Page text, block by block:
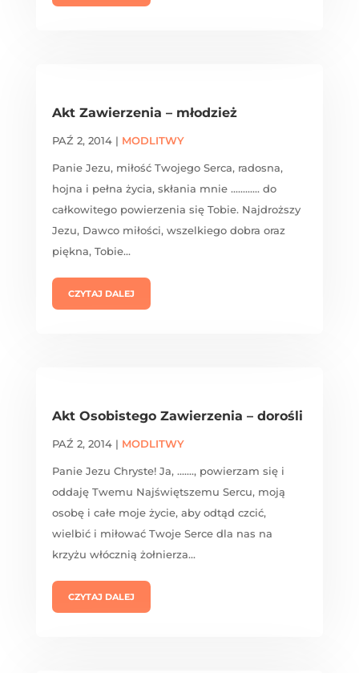
Akt Zawierzenia – młodzież
PAŹ 2, 2014| MODLITWY
Panie Jezu, miłość Twojego Serca, radosna,
hojna i pełna życia, skłania mnie ............ do
całkowitego powierzenia się Tobie. Najdroższy
Jezu, Dawco miłości, wszelkiego dobra oraz
piękna, Tobie...
CZYTAJ DALEJ
Akt Osobistego Zawierzenia – dorośli
PAŹ 2, 2014| MODLITWY
Panie Jezu Chryste! Ja, ......., powierzam się i
oddaję Twemu Najświętszemu Sercu, moją
osobę i całe moje życie, aby odtąd czcić,
wielbić i miłować Twoje Serce dla nas na
krzyżu włócznią żołnierza...
CZYTAJ DALEJ